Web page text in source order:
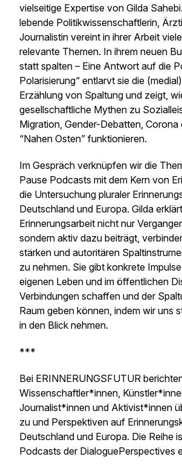
vielseitige Expertise von Gilda
lebende Politikwissenschaftlerin,
Journalistin vereint in ihrer Arbeit
relevante Themen. In ihrem neuen
statt spalten – Eine Antwort auf die
Polarisierung“ entlarvt sie die
Erzählung von Spaltung und zeigt,
gesellschaftliche Mythen zu
Migration, Gender-Debatten, Corona
“Nahen Osten” funktionieren.
Im Gespräch verknüpfen wir die
Pause Podcasts mit dem Kern von
die Untersuchung pluraler
Deutschland und Europa. Gilda
Erinnerungsarbeit nicht nur
sondern aktiv dazu beiträgt,
stärken und autoritären
zu nehmen. Sie gibt konkrete
eigenen Leben und im öffentlichen
Verbindungen schaffen und der
Raum geben können, indem wir uns
in den Blick nehmen.
***
Bei ERINNERUNGSFUTUR
Wissenschaftler*innen,
Journalist*innen und Aktivist*innen
zu und Perspektiven auf
Deutschland und Europa. Die Reihe
Podcasts der DialoguePerspectives